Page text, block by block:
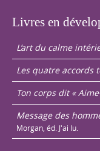
Livres en
L’art du calme
Les quatre accords
Ton corps dit «
Message des
Morgan, éd. J'ai lu.